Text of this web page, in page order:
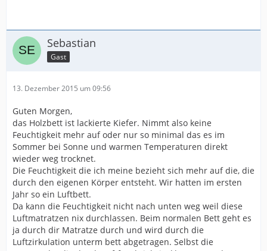
Sebastian
Gast
13. Dezember 2015 um 09:56
Guten Morgen,
das Holzbett ist lackierte Kiefer. Nimmt also keine
Feuchtigkeit mehr auf oder nur so minimal das es im
Sommer bei Sonne und warmen Temperaturen direkt
wieder weg trocknet.
Die Feuchtigkeit die ich meine bezieht sich mehr auf die, die
durch den eigenen Körper entsteht. Wir hatten im ersten
Jahr so ein Luftbett.
Da kann die Feuchtigkeit nicht nach unten weg weil diese
Luftmatratzen nix durchlassen. Beim normalen Bett geht es
ja durch dir Matratze durch und wird durch die
Luftzirkulation unterm bett abgetragen. Selbst die